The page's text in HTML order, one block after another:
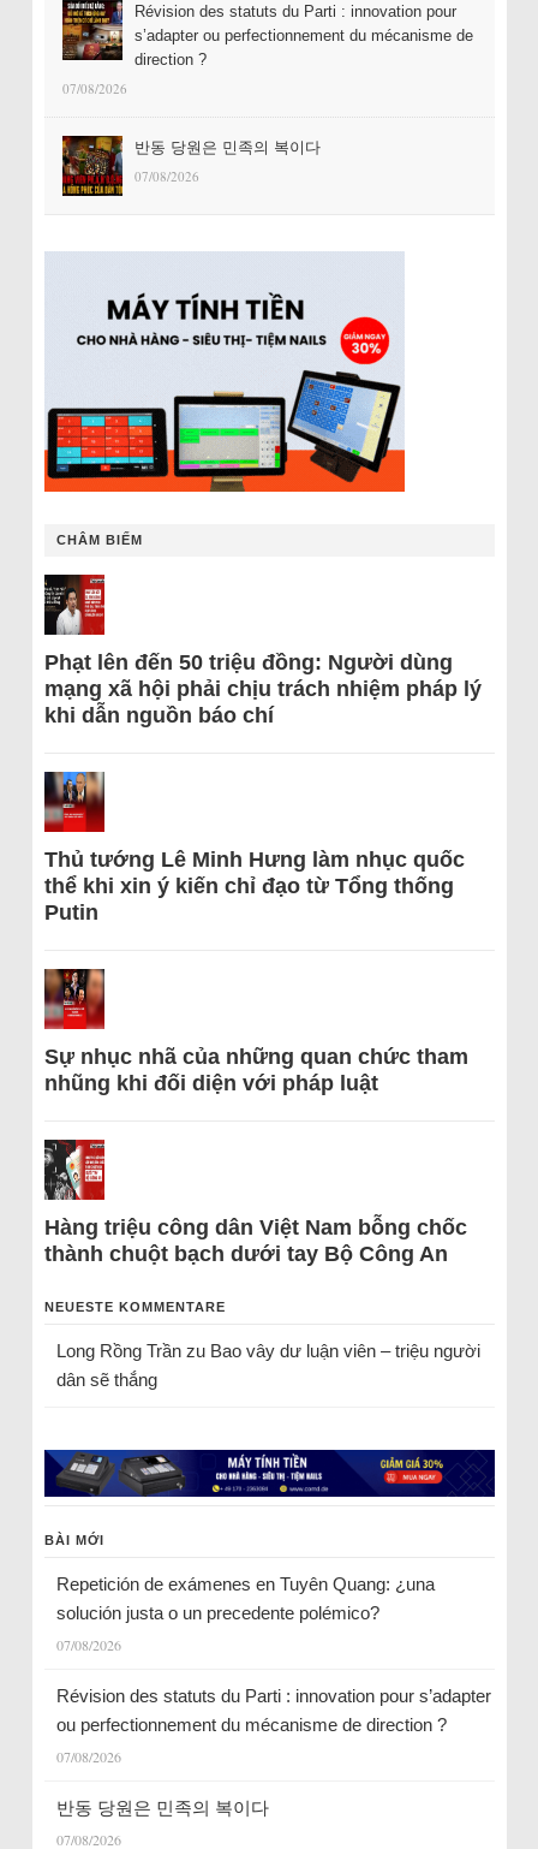
Révision des statuts du Parti : innovation pour
s’adapter ou perfectionnement du mécanisme de
direction ?
07/08/2026
반동 당원은 민족의 복이다
07/08/2026
CHÂM BIẾM
Phạt lên đến 50 triệu đồng: Người dùng
mạng xã hội phải chịu trách nhiệm pháp lý
khi dẫn nguồn báo chí
Thủ tướng Lê Minh Hưng làm nhục quốc
thể khi xin ý kiến chỉ đạo từ Tổng thống
Putin
Sự nhục nhã của những quan chức tham
nhũng khi đối diện với pháp luật
Hàng triệu công dân Việt Nam bỗng chốc
thành chuột bạch dưới tay Bộ Công An
NEUESTE KOMMENTARE
Long Rồng Trầnzu Bao vây dư luận viên – triệu người
dân sẽ thắng
BÀI MỚI
Repetición de exámenes en Tuyên Quang: ¿una
solución justa o un precedente polémico?
07/08/2026
Révision des statuts du Parti : innovation pour s’adapter
ou perfectionnement du mécanisme de direction ?
07/08/2026
반동 당원은 민족의 복이다
07/08/2026